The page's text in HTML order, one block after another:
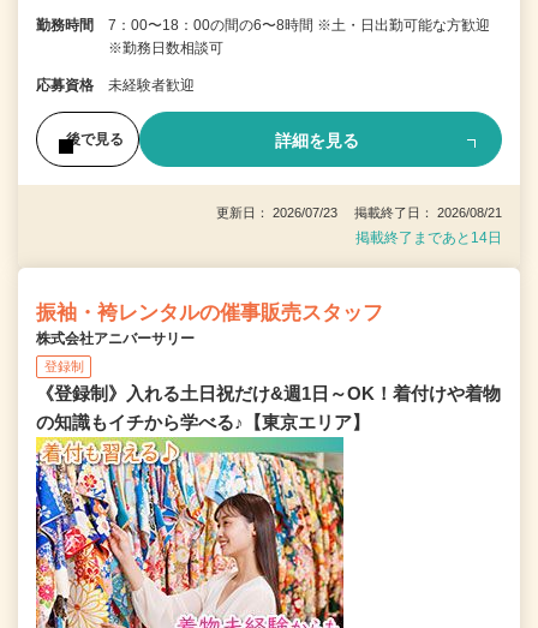
勤務時間
7：00〜18：00の間の6〜8時間 ※土・日出勤可能な方歓迎
※勤務日数相談可
応募資格 未経験者歓迎
後で見る 詳細を見る
更新日： 2026/07/23 掲載終了日： 2026/08/21
掲載終了まであと14日
振袖・袴レンタルの催事販売スタッフ
株式会社アニバーサリー
登録制
《登録制》入れる土日祝だけ&週1日～OK！着付けや着物
の知識もイチから学べる♪【東京エリア】